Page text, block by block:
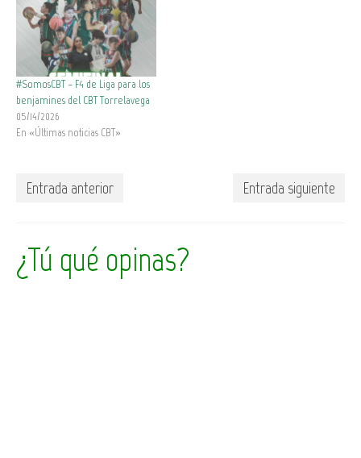
#SomosCBT – F4 de Liga para los
benjamines del CBT Torrelavega
05/14/2026
En «Últimas noticias CBT»
Entrada anterior Entrada siguiente
¿Tú qué opinas?